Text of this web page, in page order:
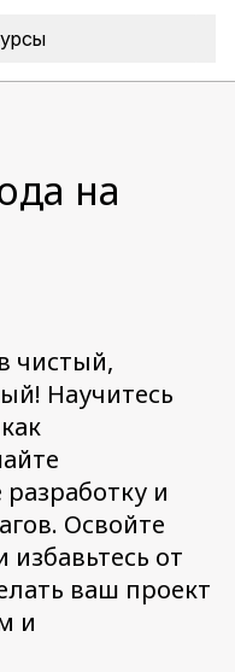
на
чистый,
Научитесь
разработку и
Освойте
от
ваш проект
и